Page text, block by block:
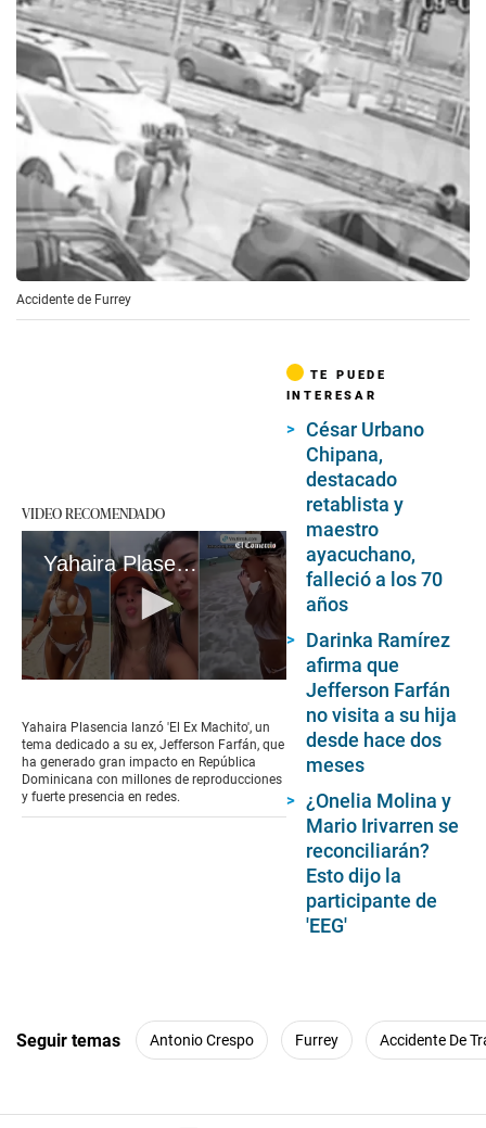
Accidente de Furrey
VIDEO RECOMENDADO
Yahaira Plasencia y su éxito 'El Ex Machito' en República Dominicana
of
1
minute,
38
seconds
Yahaira Plasencia lanzó 'El Ex Machito', un
tema dedicado a su ex, Jefferson Farfán, que
ha generado gran impacto en República
Dominicana con millones de reproducciones
y fuerte presencia en redes.
TE PUEDE
INTERESAR
César Urbano
Chipana,
destacado
retablista y
maestro
ayacuchano,
falleció a los 70
años
Darinka Ramírez
afirma que
Jefferson Farfán
no visita a su hija
desde hace dos
meses
¿Onelia Molina y
Mario Irivarren se
reconciliarán?
Esto dijo la
participante de
'EEG'
Seguir temas Antonio Crespo Furrey Accidente De